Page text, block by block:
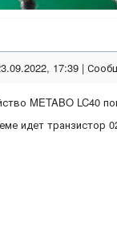
17:39 |
METABO LC40
идет транзистор